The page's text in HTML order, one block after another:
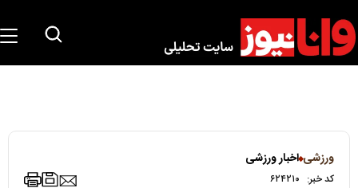
ورزشی اخبار ورزشی
کد خبر: ۶۲۴۲۱۰